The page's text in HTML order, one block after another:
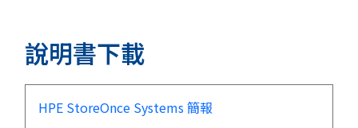
說明書下載
HPE StoreOnce Systems 簡報